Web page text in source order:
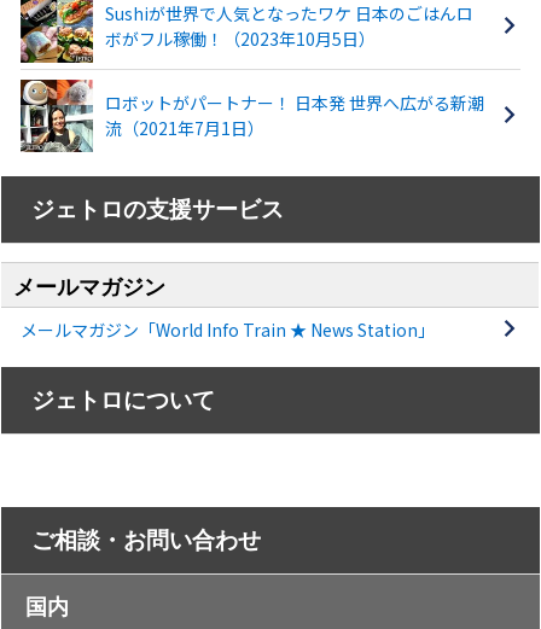
Sushiが世界で人気となったワケ 日本のごはんロ
ボがフル稼働！（2023年10月5日）
ロボットがパートナー！ 日本発 世界へ広がる新潮
流（2021年7月1日）
ジェトロの支援サービス
メールマガジン
メールマガジン「World Info Train ★ News Station」
ジェトロについて
ご相談・お問い合わせ
国内